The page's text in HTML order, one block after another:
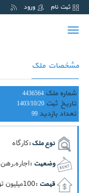
ثبت نام ورود
Toggle
مشخصات ملک
شماره ملک 4436564
تاریخ ثبت 1403/10/20
تعداد بازدید 99
نوع ملک :کارگاه
وضعیت :اجاره,رهن
قیمت :100ميليون تومان رهن و 12ميليون تومان اجاره